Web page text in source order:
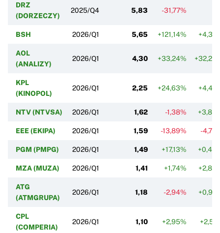
DRZ
(DORZECZY)
2025/Q4 5,83 -31,77%
BSH 2026/Q1 5,65 +121,14%
AOL
(ANALIZY)
2026/Q1 4,30 +33,24%
KPL
(KINOPOL)
2026/Q1 2,25 +24,63%
NTV (NTVSA) 2026/Q1 1,62 -1,38%
EEE (EKIPA) 2026/Q1 1,59 -13,89% -
PGM (PMPG) 2026/Q1 1,49 +17,13%
MZA (MUZA) 2026/Q1 1,41 +1,74%
ATG
(ATMGRUPA)
2026/Q1 1,18 -2,94%
CPL
(COMPERIA)
2026/Q1 1,10 +2,95%